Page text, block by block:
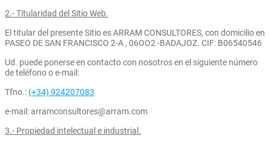
2.- Titularidad del Sitio Web.
El titular del presente Sitio es ARRAM CONSULTORES, con domicilio en
PASEO DE SAN FRANCISCO 2-A , 06OO2 -BADAJOZ. CIF: B06540546
Ud. puede ponerse en contacto con nosotros en el siguiente número
de teléfono o e-mail:
Tfno.: (+34) 924207083
e-mail: arramconsultores@arram.com
3.- Propiedad intelectual e industrial.